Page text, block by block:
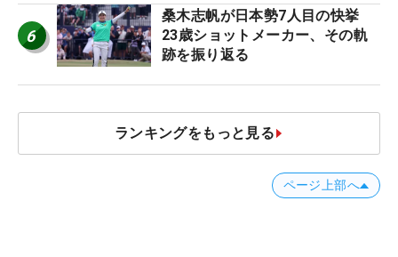
6
桑木志帆が日本勢7人目の快挙
23歳ショットメーカー、その軌
跡を振り返る
ランキングをもっと見る
ページ上部へ